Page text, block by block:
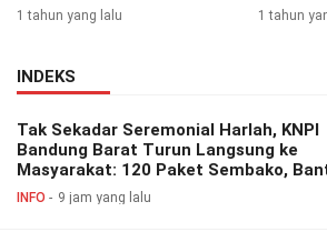
1 tahun yang lalu 1 tahun
INDEKS
Tak Sekadar Seremonial Harlah, KNPI
Bandung Barat Turun Langsung ke
Masyarakat: 120 Paket Sembako,
Disabilitas hingga Layanan Kesehatan
INFO 9 jam yang lalu